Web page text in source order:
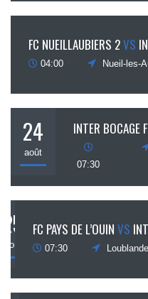
FC NUEILLAUBIERS 2VS
04:00 Nueil-les-
24
août
INTER BOCAGE
07:30
25
août
FC PAYS DE L’OUIN VS
07:30 Loublande